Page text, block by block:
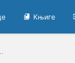
Књиге